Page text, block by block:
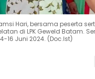
Hari, bersama peserta
di LPK Geweld Batam.
16 Juni 2024. (Doc.Ist)